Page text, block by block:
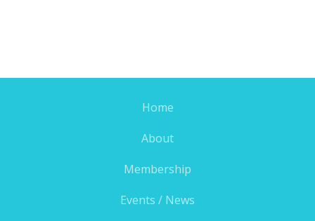
Home
About
Membership
Events / News